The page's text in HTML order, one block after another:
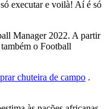
executar e voilà! Aí é só
Manager 2022. A partir
o Football
chuteira de campo .